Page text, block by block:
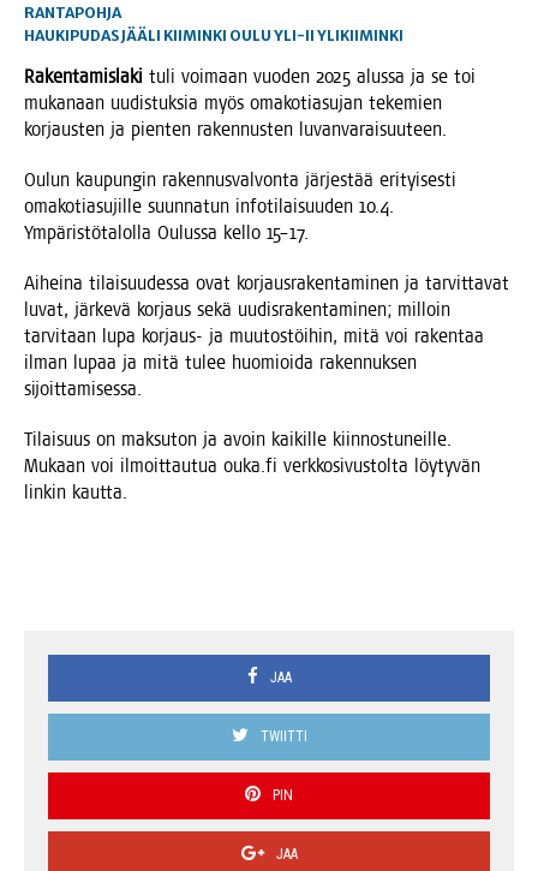
RANTAPOHJA
HAUKIPUDASJÄÄLI KIIMINKI OULU YLI-II YLIKIIMINKI
Raken­ta­mis­la­ki tuli voi­maan vuo­den 2025 alus­sa ja se toi
muka­naan uudis­tuk­sia myös oma­ko­tia­su­jan teke­mien
kor­jaus­ten ja pien­ten raken­nus­ten luvanvaraisuuteen.
Oulun kau­pun­gin raken­nus­val­von­ta jär­jes­tää eri­tyi­ses­ti
oma­ko­tia­su­jil­le suun­na­tun info­ti­lai­suu­den 10.4.
Ympä­ris­tö­ta­lol­la Oulus­sa kel­lo 15–17.
Aihei­na tilai­suu­des­sa ovat kor­jaus­ra­ken­ta­mi­nen ja tar­vit­ta­vat
luvat, jär­ke­vä kor­jaus sekä uudis­ra­ken­ta­mi­nen; mil­loin
tar­vi­taan lupa kor­jaus- ja muu­tos­töi­hin, mitä voi raken­taa
ilman lupaa ja mitä tulee huo­mioi­da raken­nuk­sen
sijoittamisessa.
Tilai­suus on mak­su­ton ja avoin kai­kil­le kiin­nos­tu­neil­le.
Mukaan voi ilmoit­tau­tua ouka.fi verk­ko­si­vus­tol­ta löy­ty­vän
lin­kin kautta.
JAA
TWIITTI
PIN
JAA